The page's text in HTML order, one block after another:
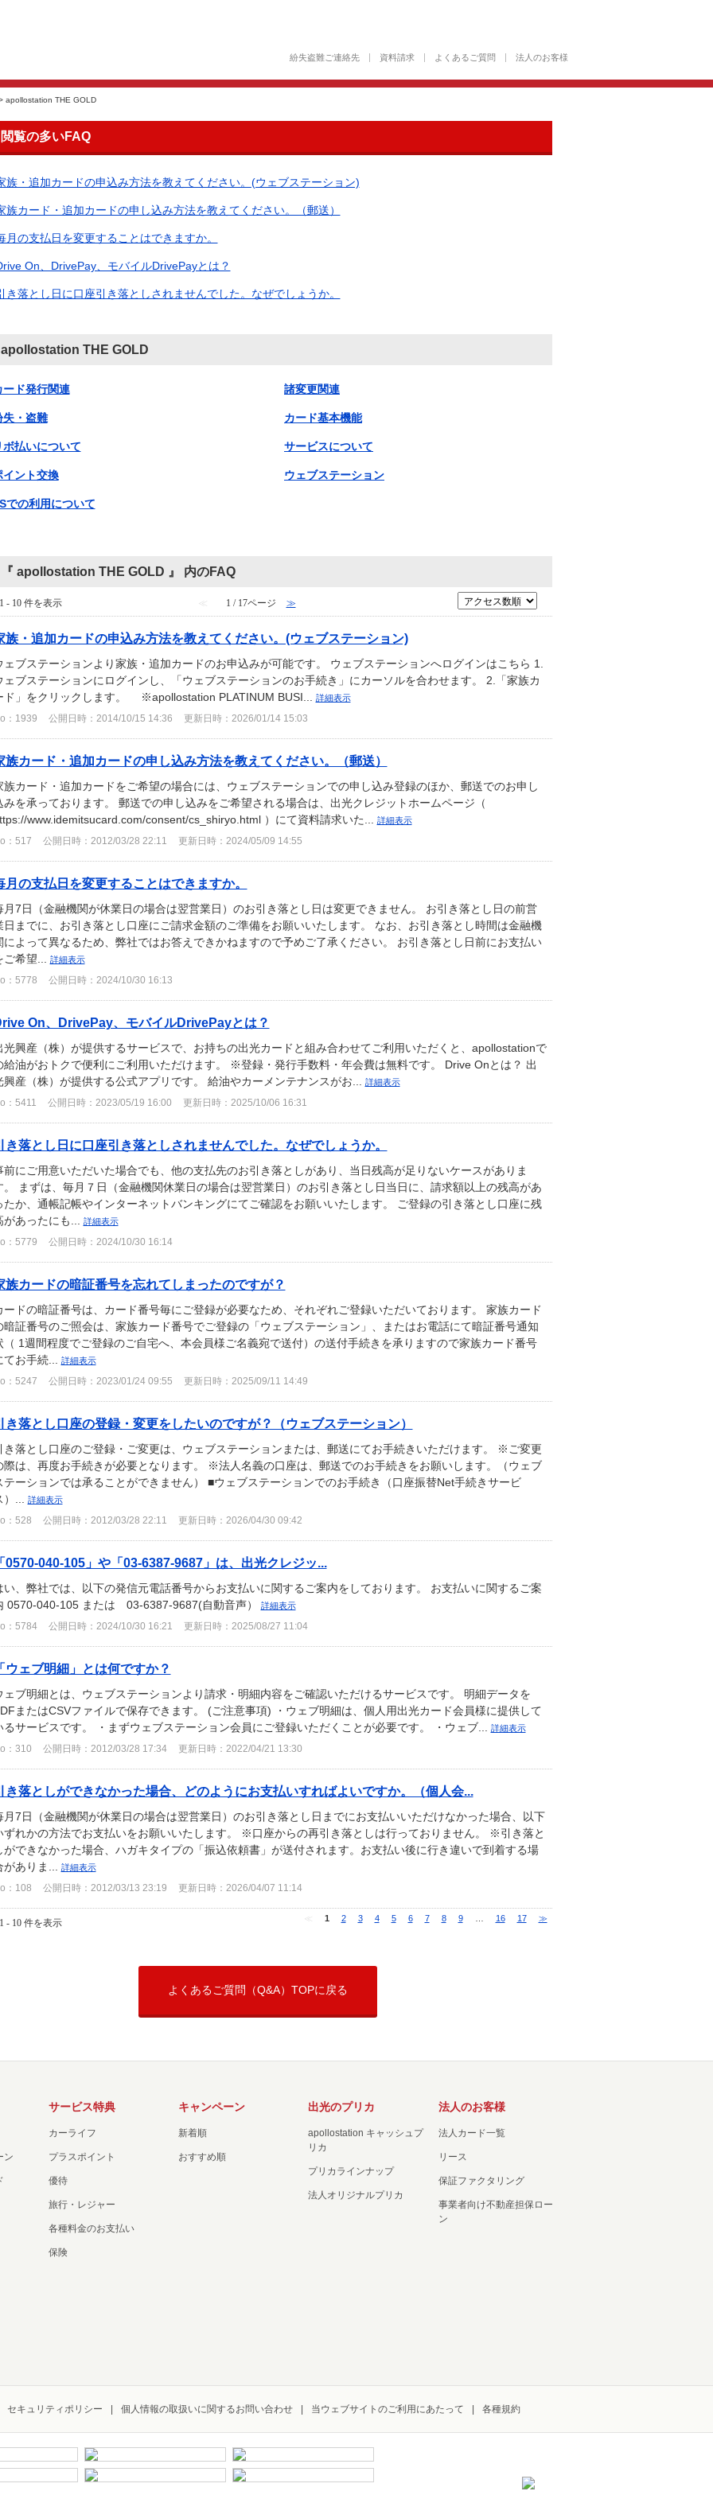
紛失盗難ご連絡先 資料請求 よくあるご質問 法人のお客様
apollostation THE GOLD
閲覧の多いFAQ
族・追加カードの申込み方法を教えてください。(ウェブステーション)
族カード・追加カードの申し込み方法を教えてください。（郵送）
月の支払日を変更することはできますか。
On、DrivePay、モバイルDrivePayとは？
き落とし日に口座引き落としされませんでした。なぜでしょうか。
apollostation THE GOLD
ード発行関連 諸変更関連
失・盗難 カード基本機能
ボ払いについて サービスについて
イント交換 ウェブステーション
での利用について
『 apollostation THE GOLD 』 内のFAQ
- 10 件を表示 ≪ 1 / 17ページ ≫
族・追加カードの申込み方法を教えてください。(ウェブステーション)
ェブステーションより家族・追加カードのお申込みが可能です。 ウェブステーションへログインはこちら 1.
ェブステーションにログインし、「ウェブステーションのお手続き」にカーソルを合わせます。 2.「家族カ
ド」をクリックします。 ※apollostation PLATINUM BUSI...
詳細表示
：1939 公開日時：2014/10/15 14:36 更新日時：2026/01/14 15:03
族カード・追加カードの申し込み方法を教えてください。（郵送）
族カード・追加カードをご希望の場合には、ウェブステーションでの申し込み登録のほか、郵送でのお申し
みを承っております。 郵送での申し込みをご希望される場合は、出光クレジットホームページ（
www.idemitsucard.com/consent/cs_shiryo.html ）にて資料請求いた...
詳細表示
：517 公開日時：2012/03/28 22:11 更新日時：2024/05/09 14:55
月の支払日を変更することはできますか。
月7日（金融機関が休業日の場合は翌営業日）のお引き落とし日は変更できません。 お引き落とし日の前営
日までに、お引き落とし口座にご請求金額のご準備をお願いいたします。 なお、お引き落とし時間は金融機
によって異なるため、弊社ではお答えできかねますので予めご了承ください。 お引き落とし日前にお支払い
ご希望...
詳細表示
：5778 公開日時：2024/10/30 16:13
On、DrivePay、モバイルDrivePayとは？
光興産（株）が提供するサービスで、お持ちの出光カードと組み合わせてご利用いただくと、apollostationで
給油がおトクで便利にご利用いただけます。 ※登録・発行手数料・年会費は無料です。 Drive Onとは？ 出
興産（株）が提供する公式アプリです。 給油やカーメンテナンスがお...
詳細表示
：5411 公開日時：2023/05/19 16:00 更新日時：2025/10/06 16:31
き落とし日に口座引き落としされませんでした。なぜでしょうか。
前にご用意いただいた場合でも、他の支払先のお引き落としがあり、当日残高が足りないケースがありま
。 まずは、毎月７日（金融機関休業日の場合は翌営業日）のお引き落とし日当日に、請求額以上の残高があ
たか、通帳記帳やインターネットバンキングにてご確認をお願いいたします。 ご登録の引き落とし口座に残
があったにも...
詳細表示
：5779 公開日時：2024/10/30 16:14
族カードの暗証番号を忘れてしまったのですが？
ードの暗証番号は、カード番号毎にご登録が必要なため、それぞれご登録いただいております。 家族カード
暗証番号のご照会は、家族カード番号でご登録の「ウェブステーション」、またはお電話にて暗証番号通知
（ 1週間程度でご登録のご自宅へ、本会員様ご名義宛で送付）の送付手続きを承りますので家族カード番号
てお手続...
詳細表示
：5247 公開日時：2023/01/24 09:55 更新日時：2025/09/11 14:49
き落とし口座の登録・変更をしたいのですが？（ウェブステーション）
き落とし口座のご登録・ご変更は、ウェブステーションまたは、郵送にてお手続きいただけます。 ※ご変更
際は、再度お手続きが必要となります。 ※法人名義の口座は、郵送でのお手続きをお願いします。（ウェブ
テーションでは承ることができません） ■ウェブステーションでのお手続き（口座振替Net手続きサービ
）...
詳細表示
：528 公開日時：2012/03/28 22:11 更新日時：2026/04/30 09:42
「0570-040-105」や「03-6387-9687」は、出光クレジッ...
い、弊社では、以下の発信元電話番号からお支払いに関するご案内をしております。 お支払いに関するご案
0570-040-105 または 03-6387-9687(自動音声）
詳細表示
：5784 公開日時：2024/10/30 16:21 更新日時：2025/08/27 11:04
「ウェブ明細」とは何ですか？
ェブ明細とは、ウェブステーションより請求・明細内容をご確認いただけるサービスです。 明細データを
またはCSVファイルで保存できます。 (ご注意事項) ・ウェブ明細は、個人用出光カード会員様に提供して
るサービスです。 ・まずウェブステーション会員にご登録いただくことが必要です。 ・ウェブ...
詳細表示
：310 公開日時：2012/03/28 17:34 更新日時：2022/04/21 13:30
き落としができなかった場合、どのようにお支払いすればよいですか。（個人会...
月7日（金融機関が休業日の場合は翌営業日）のお引き落とし日までにお支払いいただけなかった場合、以下
ずれかの方法でお支払いをお願いいたします。 ※口座からの再引き落としは行っておりません。 ※引き落と
ができなかった場合、ハガキタイプの「振込依頼書」が送付されます。お支払い後に行き違いで到着する場
がありま...
詳細表示
：108 公開日時：2012/03/13 23:19 更新日時：2026/04/07 11:14
- 10 件を表示 1 2 3 4 5 6 7 8 9 16 17 ≫
よくあるご質問（Q&A）TOPに戻る
ン
サービス特典
カーライフ
プラスポイント
優待
旅行・レジャー
各種料金のお支払い
保険
キャンペーン
新着順
おすすめ順
出光のプリカ
apollostation キャッシュプ
リカ
プリカラインナップ
法人オリジナルプリカ
法人のお客様
法人カード一覧
リース
保証ファクタリング
事業者向け不動産担保ロー
ン
セキュリティポリシー 個人情報の取扱いに関するお問い合わせ 当ウェブサイトのご利用にあたって 各種規約